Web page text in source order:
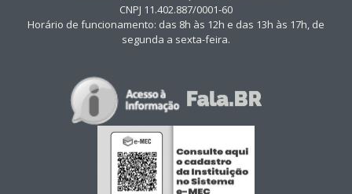
CNPJ 11.402.887/0001-60
Horário de funcionamento: das 8h às 12h e das 13h às 17h, de
segunda a sexta-feira.